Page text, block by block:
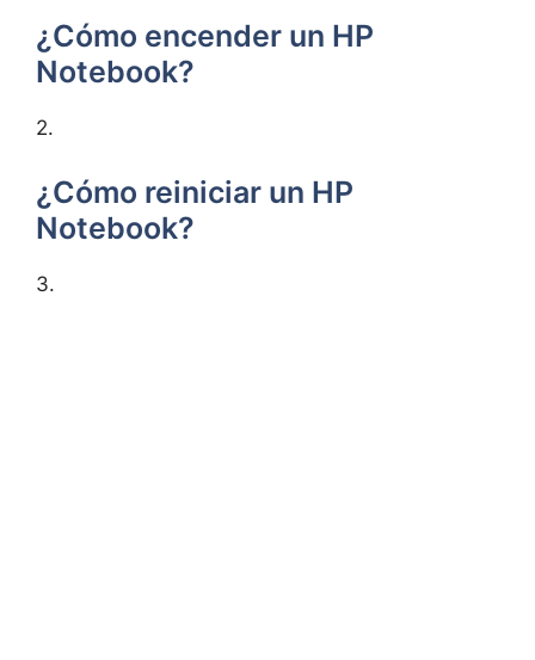
¿Cómo encender un HP
Notebook?
2.
¿Cómo reiniciar un HP
Notebook?
3.